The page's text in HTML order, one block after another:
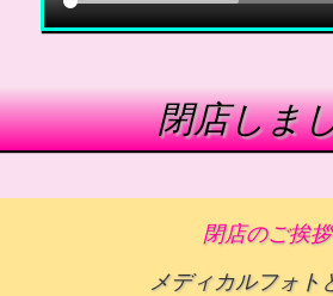
閉店しま
閉店のご挨拶
メディカルフォト